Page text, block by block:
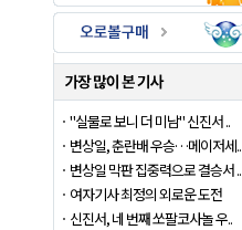
"실물로 보니 더 미남" 신진서 ..
변상일, 춘란배 우승…메이저세..
변상일 막판 집중력으로 결승서 ..
여자기사 최정의 외로운 도전
신진서, 네 번째 쏘팔코사놀 우..